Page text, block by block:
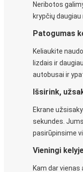
Neribotos
krypčių daugiau
Patogumas
Keliaukite
lizdais ir
autobusai ir
Išsirink,
Ekrane
sekundes.
pasirūpinsime
Vieningi
Kam dar